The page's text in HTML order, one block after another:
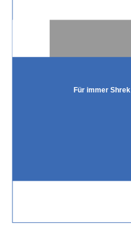
Für immer Shrek